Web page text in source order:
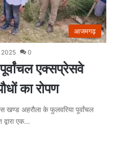
आजमगढ़
2025 0
एक्सप्रेसवे
का रोपण
खण्ड अहरौला के फुलवरिया पूर्वांचल
एक…